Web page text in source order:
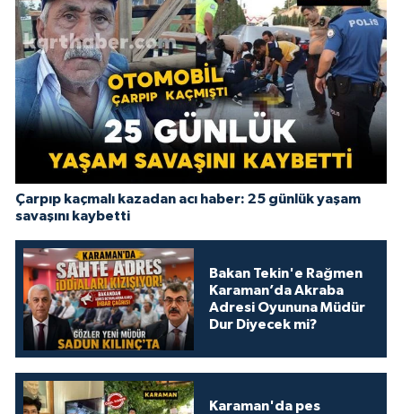
Çarpıp kaçmalı kazadan acı haber: 25 günlük yaşam
savaşını kaybetti
Bakan Tekin'e Rağmen
Karaman’da Akraba
Adresi Oyununa Müdür
Dur Diyecek mi?
Karaman'da pes